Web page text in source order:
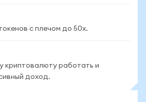
с плечом до 50x.
криптовалюту работать и
доход.